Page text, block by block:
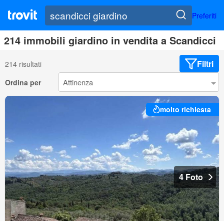
Preferiti
214 immobili giardino in vendita a Scandicci
214 risultati Filtri
Ordina per
molto richiesta
4 Foto